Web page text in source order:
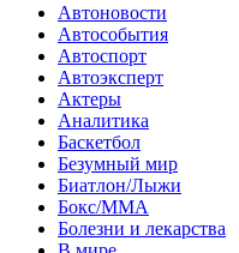
Автоновости
Автособытия
Автоспорт
Автоэксперт
Актеры
Аналитика
Баскетбол
Безумный мир
Биатлон/Лыжи
Бокс/MMA
Болезни и лекарства